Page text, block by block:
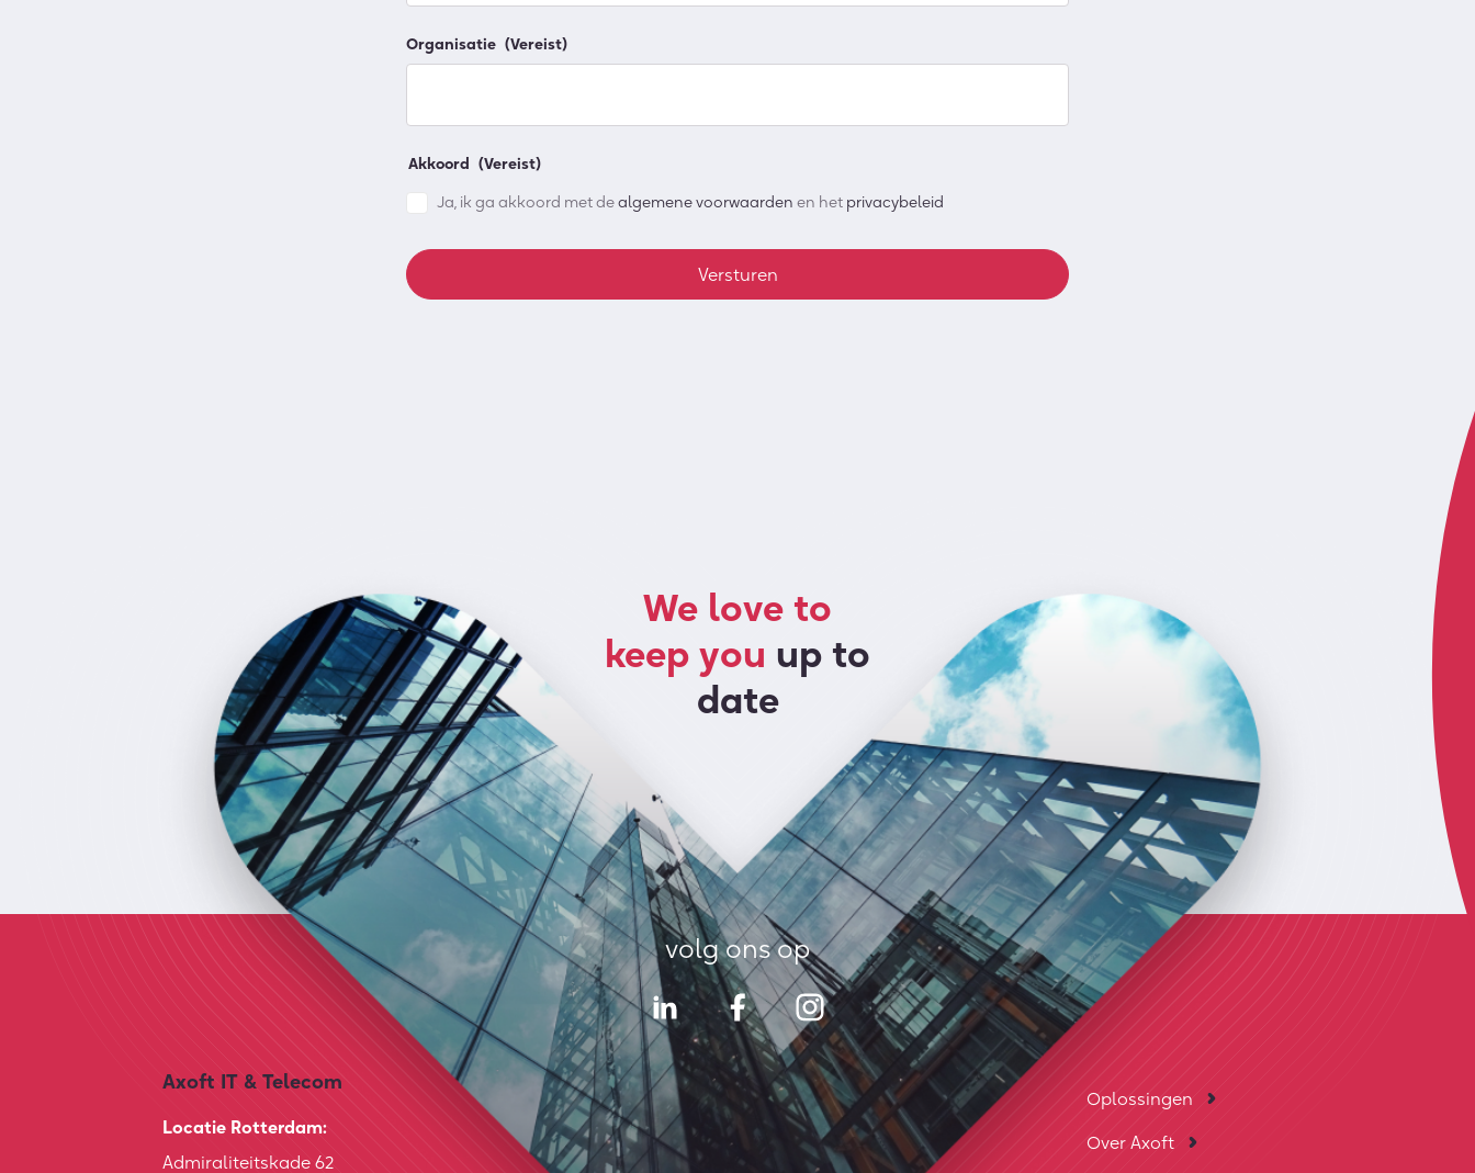
Organisatie (Vereist)
Akkoord (Vereist)
Ja, ik ga akkoord met dealgemene voorwaarden en het privacybeleid
We love to
keep you up to
date
volg ons op
Axoft IT & Telecom
Locatie Rotterdam:
Admiraliteitskade 62
Oplossingen
Over Axoft